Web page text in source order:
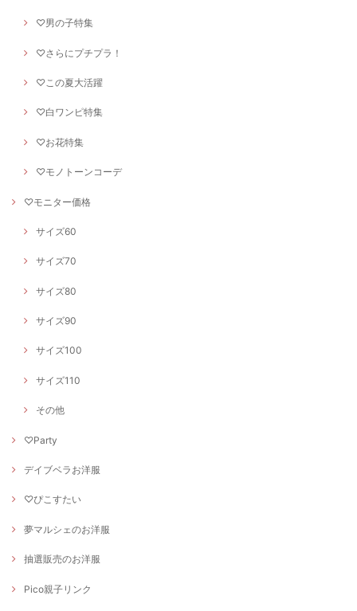
♡男の子特集
♡さらにプチプラ！
♡この夏大活躍
♡白ワンピ特集
♡お花特集
♡モノトーンコーデ
♡モニター価格
サイズ60
サイズ70
サイズ80
サイズ90
サイズ100
サイズ110
その他
♡Party
デイブベラお洋服
♡ぴこすたい
夢マルシェのお洋服
抽選販売のお洋服
Pico親子リンク